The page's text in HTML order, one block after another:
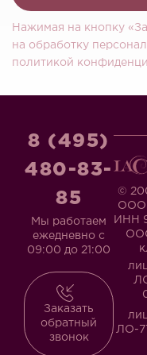
Нажимая на кнопку
на обработку
политикой
©
ООО
ИНН
ЛО-
8 (495)
480-83-
85
Мы работаем
ежедневно с
09:00 до 21:00
Заказать
обратный
звонок